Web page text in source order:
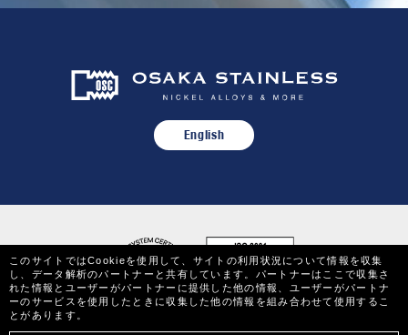
English
このサイトではCookieを使用して、サイトの利用状況について情報を収集
し、データ解析のパートナーと共有しています。パートナーはここで収集さ
れた情報とユーザーがパートナーに提供した他の情報、ユーザーがパートナ
ーのサービスを使用したときに収集した他の情報を組み合わせて使用するこ
とがあります。